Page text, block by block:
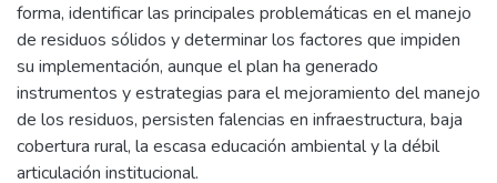
forma, identificar las principales problemáticas en el manejo
de residuos sólidos y determinar los factores que impiden
su implementación, aunque el plan ha generado
instrumentos y estrategias para el mejoramiento del manejo
de los residuos, persisten falencias en infraestructura, baja
cobertura rural, la escasa educación ambiental y la débil
articulación institucional.